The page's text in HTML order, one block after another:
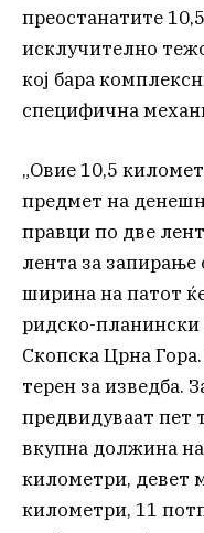
преостанатите
исклучително
кој бара
специфична
„Овие 10,5
предмет на
правци по две
лента за
ширина на патот
ридско-планински
Скопска Црна
терен за изведба.
предвидуваат пет
вкупна должина
километри, девет
километри, 11